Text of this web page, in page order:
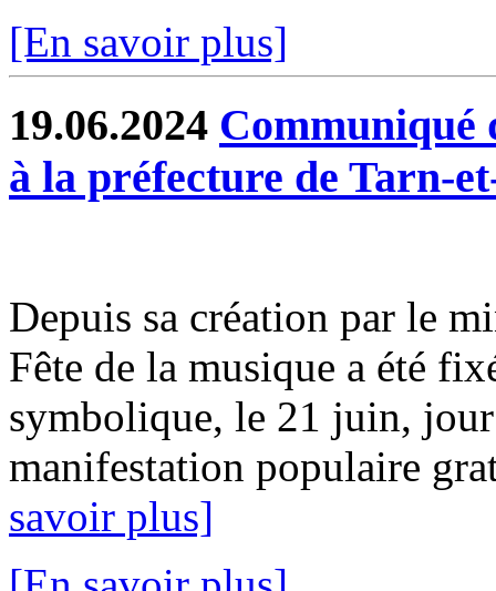
[En savoir plus]
19.06.2024 Communiqué
à la préfecture de Tarn-
Depuis sa création par le
Fête de la musique a été
symbolique, le 21 juin,
manifestation populaire
savoir plus]